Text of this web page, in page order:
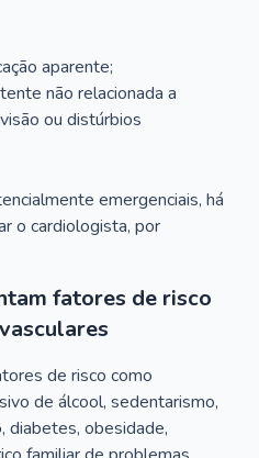
aparente;
não relacionada a
ou distúrbios
emergenciais, há
o cardiologista, por
fatores de risco
de risco como
de álcool, sedentarismo,
diabetes, obesidade,